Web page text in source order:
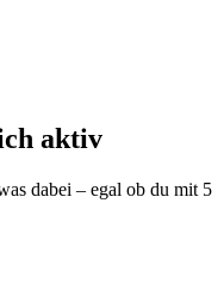
aktiv
dabei – egal ob du mit 5